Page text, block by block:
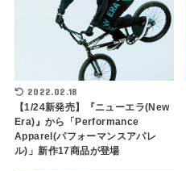
2022.02.18
【1/24新発売】『ニューエラ(New
Era)』から「Performance
Apparel(パフォーマンスアパレ
ル)」新作17商品が登場